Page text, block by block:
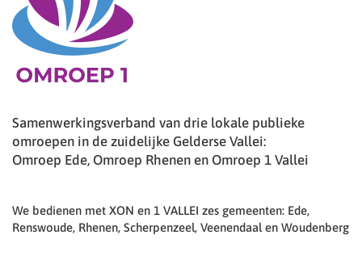
Samenwerkingsverband van drie lokale publieke
omroepen in de zuidelijke Gelderse Vallei:
Omroep Ede, Omroep Rhenen en Omroep 1 Vallei
We bedienen met XON en 1 VALLEI zes gemeenten: Ede,
Renswoude, Rhenen, Scherpenzeel, Veenendaal en Woudenberg